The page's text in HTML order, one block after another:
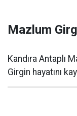
Mazlum
Kandıra Antaplı
Girgin hayatını